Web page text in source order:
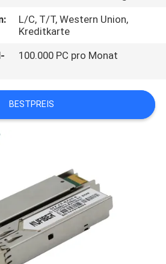
L/C, T/T, Western Union,
Kreditkarte
100.000 PC pro Monat
BESTPREIS